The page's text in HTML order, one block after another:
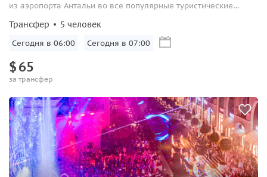
из аэропорта Антальи во все популярные туристические
Трансфер 5 человек
Сегодня в 06:00 Сегодня в 07:00
$65
за трансфер